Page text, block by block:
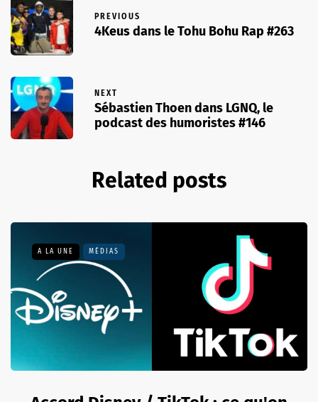
PREVIOUS
4Keus dans le Tohu Bohu Rap #263
NEXT
Sébastien Thoen dans LGNQ, le
podcast des humoristes #146
Related posts
A LA UNE MÉDIAS